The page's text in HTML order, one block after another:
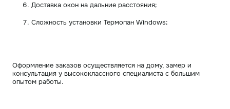
Доставка окон на дальние расстояния;
Сложность установки Термопан Windows;
Оформление заказов осуществляется на дому, замер и
консультация у высококлассного специалиста с большим
опытом работы.